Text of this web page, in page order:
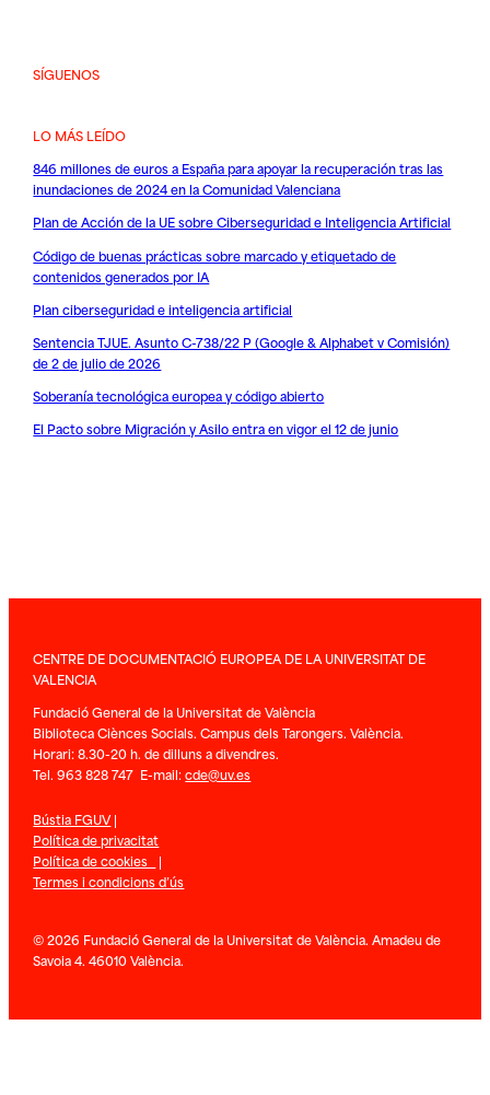
SÍGUENOS
LO MÁS LEÍDO
846 millones de euros a España para apoyar la recuperación tras las
inundaciones de 2024 en la Comunidad Valenciana
Plan de Acción de la UE sobre Ciberseguridad e Inteligencia Artificial
Código de buenas prácticas sobre marcado y etiquetado de
contenidos generados por IA
Plan ciberseguridad e inteligencia artificial
Sentencia TJUE. Asunto C-738/22 P (Google & Alphabet v Comisión)
de 2 de julio de 2026
Soberanía tecnológica europea y código abierto
El Pacto sobre Migración y Asilo entra en vigor el 12 de junio
CENTRE DE DOCUMENTACIÓ EUROPEA DE LA UNIVERSITAT DE
VALENCIA
Fundació General de la Universitat de València
Biblioteca Ciènces Socials. Campus dels Tarongers. València.
Horari: 8.30-20 h. de dilluns a divendres.
Tel. 963 828 747 E-mail:cde@uv.es
Bústia FGUV|
Política de privacitat
Política de cookies |
Termes i condicions d’ús
© 2026 Fundació General de la Universitat de València. Amadeu de
Savoia 4. 46010 València.